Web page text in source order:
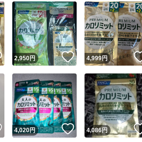
Yahoo!フリマが定めた一定の基準を満たした
安心取引出品者
安心取引出品者 Yahoo!フリマの基準
取引実績
取引実績◯+ このユーザーは
他フリマ実績◯+ このユーザーは他フ
この商品の情報
商品画像の無断転載は禁止されていま
コピーは1商品につき1回です
出品ペ
いいね！
2,950円 いいね！
4,999円
いいね！
4,020円 いいね！
4,086円